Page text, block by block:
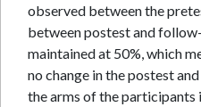
observed between the
between postest and
maintained at 50%, which
no change in the postest
the arms of the